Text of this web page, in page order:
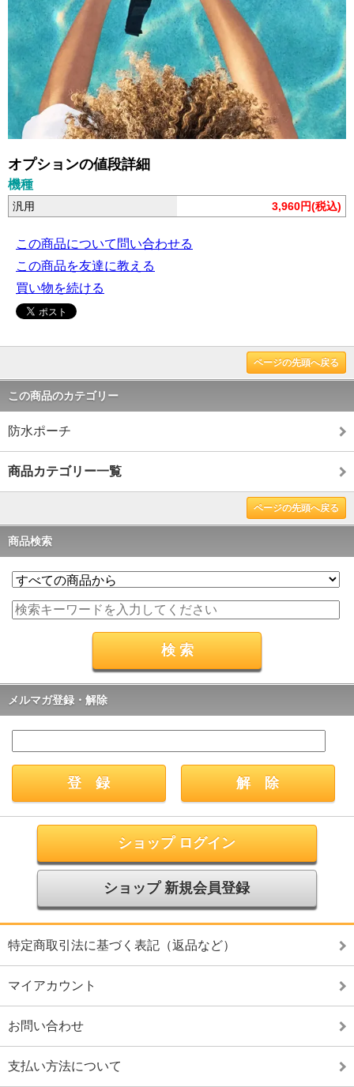
オプションの値段詳細
機種
汎用 3,960円(税込)
この商品について問い合わせる
この商品を友達に教える
買い物を続ける
ページの先頭へ戻る
この商品のカテゴリー
防水ポーチ
商品カテゴリー一覧
ページの先頭へ戻る
商品検索
メルマガ登録・解除
ショップ ログイン
ショップ 新規会員登録
特定商取引法に基づく表記（返品など）
マイアカウント
お問い合わせ
支払い方法について